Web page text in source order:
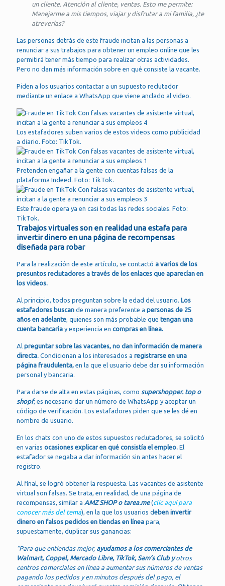
un cliente. Atención al cliente, ventas. Esto me permite:
Manejarme a mis tiempos, viajar y disfrutar a mi familia, ¿te
atreverías?
Las personas detrás de este fraude incitan a las personas a
renunciar a sus trabajos para obtener un empleo online que les
permitirá tener más tiempo para realizar otras actividades.
Pero no dan más información sobre en qué consiste la vacante.
Piden a los usuarios contactar a un supuesto reclutador
mediante un enlace a WhatsApp que viene anclado al video.
Los estafadores suben varios de estos videos como publicidad
a diario. Foto: TikTok.
Pretenden engañar a la gente con cuentas falsas de la
plataforma Indeed. Foto: TikTok.
Este fraude opera ya en casi todas las redes sociales. Foto:
TikTok.
Trabajos virtuales son en realidad una estafa para
invertir dinero en una página de recompensas
diseñada para robar
Para la realización de este artículo, se contactó a varios de los
presuntos reclutadores a través de los enlaces que aparecían en
los videos.
Al principio, todos preguntan sobre la edad del usuario. Los
estafadores buscan de manera preferente a personas de 25
años en adelante, quienes son más probable que tengan una
cuenta bancaria y experiencia en compras en línea.
Al preguntar sobre las vacantes, no dan información de manera
directa. Condicionan a los interesados a registrarse en una
página fraudulenta, en la que el usuario debe dar su información
personal y bancaria.
Para darse de alta en estas páginas, como supershopper. top o
shopf, es necesario dar un número de WhatsApp y aceptar un
código de verificación. Los estafadores piden que se les dé en
nombre de usuario.
En los chats con uno de estos supuestos reclutadores, se solicitó
en varias ocasiones explicar en qué consistía el empleo. El
estafador se negaba a dar información sin antes hacer el
registro.
Al final, se logró obtener la respuesta. Las vacantes de asistente
virtual son falsas. Se trata, en realidad, de una página de
recompensas, similar a AMZ SHOP o tarea.me(clic aquí para
conocer más del tema), en la que los usuarios deben invertir
dinero en falsos pedidos en tiendas en línea para,
supuestamente, duplicar sus ganancias:
“Para que entiendas mejor, ayudamos a los comerciantes de
Walmart, Coppel, Mercado Libre, TikTok, Sam’s Club yotros
centros comerciales en línea a aumentar sus números de ventas
pagando los pedidos y en minutos después del pago, el